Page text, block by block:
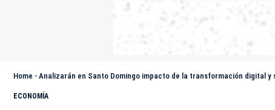
Home - Analizarán en Santo Domingo impacto de la transformación digital y
ECONOMÍA